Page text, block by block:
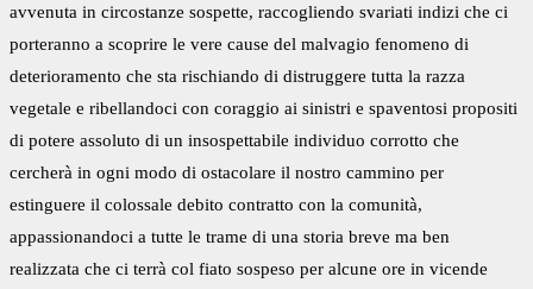
avvenuta in circostanze sospette, raccogliendo svariati indizi che ci
porteranno a scoprire le vere cause del malvagio fenomeno di
deterioramento che sta rischiando di distruggere tutta la razza
vegetale e ribellandoci con coraggio ai sinistri e spaventosi propositi
di potere assoluto di un insospettabile individuo corrotto che
cercherà in ogni modo di ostacolare il nostro cammino per
estinguere il colossale debito contratto con la comunità,
appassionandoci a tutte le trame di una storia breve ma ben
realizzata che ci terrà col fiato sospeso per alcune ore in vicende